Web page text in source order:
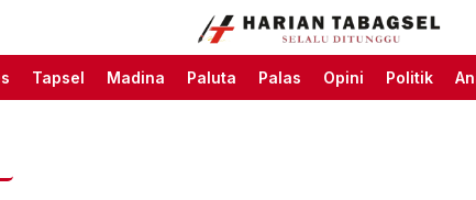
Harian Tabagsel
Harian Tabagsel Official
Website
Tapsel Madina Paluta Palas Opini Politik